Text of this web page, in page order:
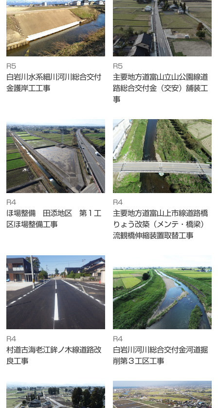
R5
白岩川水系細川河川総合交付
金護岸工工事
R5
主要地方道富山立山公園線道
路総合交付金（交安）舗装工
事
R4
ほ場整備 田添地区 第１工
区ほ場整備工事
R4
主要地方道富山上市線道路橋
りょう改築（メンテ・橋梁）
流観橋伸縮装置取替工事
R4
村道古海老江鉾ノ木線道路改
良工事
R4
白岩川河川総合交付金河道掘
削第３工区工事